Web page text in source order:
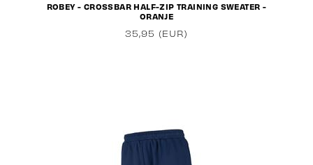
ROBEY - CROSSBAR HALF-ZIP TRAINING SWEATER -
ORANJE
35,95 (EUR)